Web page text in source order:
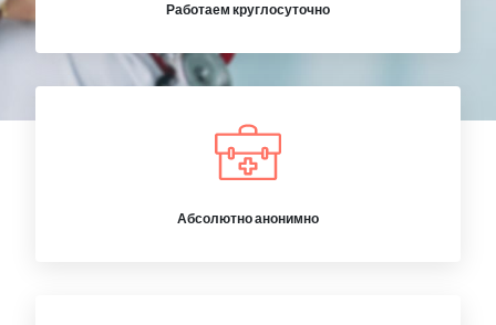
Работаем круглосуточно
Абсолютно анонимно